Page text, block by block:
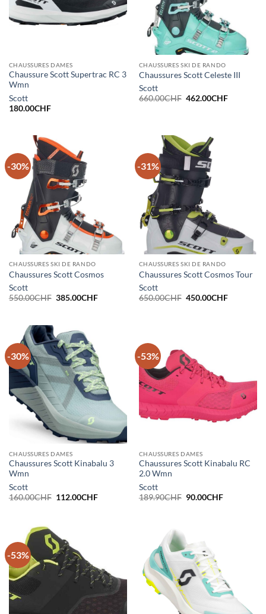
CHAUSSURES DAMES
Chaussure Scott Supertrac RC 3
Wmn
Scott
180.00CHF
CHAUSSURES SKI DE RANDO
Chaussures Scott Celeste III
Scott
660.00CHF Le
462.00CHFLe
-30%
CHAUSSURES SKI DE RANDO
Chaussures Scott Cosmos
Scott
550.00CHF Le
550.00CHF.
385.00CHFLe
-31%
CHAUSSURES SKI DE RANDO
Chaussures Scott Cosmos Tour
Scott
650.00CHF Le
450.00CHFLe
-30%
CHAUSSURES DAMES
Chaussures Scott Kinabalu 3
Wmn
Scott
160.00CHF Le
112.00CHFLe
-53%
CHAUSSURES DAMES
Chaussures Scott Kinabalu RC
2.0 Wmn
Scott
189.90CHF Le
90.00CHFLe
-53%